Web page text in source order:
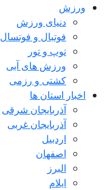
ورزش
دنیای ورزش
فوتبال و فوتسال
توپ و تور
ورزش های آبی
کشتی و رزمی
اخبار استان ها
آذربایجان شرقی
آذربایجان غربی
اردبیل
اصفهان
البرز
ایلام